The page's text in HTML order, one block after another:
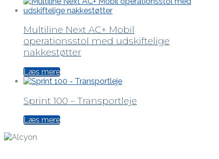
Multiline Next AC+ Mobil
operationsstol med udskiftelige
nakkestøtter
Læs mere
Sprint 100 – Transportleje
Læs mere